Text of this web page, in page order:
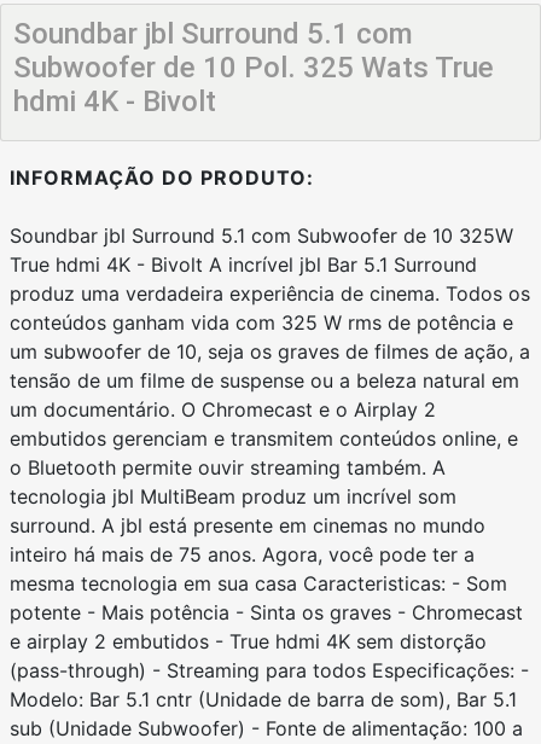
Soundbar jbl Surround 5.1 com
Subwoofer de 10 Pol. 325 Wats True
hdmi 4K - Bivolt
INFORMAÇÃO DO PRODUTO:
Soundbar jbl Surround 5.1 com Subwoofer de 10 325W
True hdmi 4K - Bivolt A incrível jbl Bar 5.1 Surround
produz uma verdadeira experiência de cinema. Todos os
conteúdos ganham vida com 325 W rms de potência e
um subwoofer de 10, seja os graves de filmes de ação, a
tensão de um filme de suspense ou a beleza natural em
um documentário. O Chromecast e o Airplay 2
embutidos gerenciam e transmitem conteúdos online, e
o Bluetooth permite ouvir streaming também. A
tecnologia jbl MultiBeam produz um incrível som
surround. A jbl está presente em cinemas no mundo
inteiro há mais de 75 anos. Agora, você pode ter a
mesma tecnologia em sua casa Caracteristicas: - Som
potente - Mais potência - Sinta os graves - Chromecast
e airplay 2 embutidos - True hdmi 4K sem distorção
(pass-through) - Streaming para todos Especificações: -
Modelo: Bar 5.1 cntr (Unidade de barra de som), Bar 5.1
sub (Unidade Subwoofer) - Fonte de alimentação: 100 a